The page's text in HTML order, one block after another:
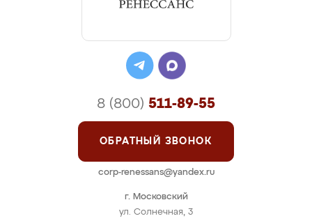
г. Московский
ул. Солнечная, 3
8 (800) 511-89-55
ОБРАТНЫЙ ЗВОНОК
corp-renessans@yandex.ru